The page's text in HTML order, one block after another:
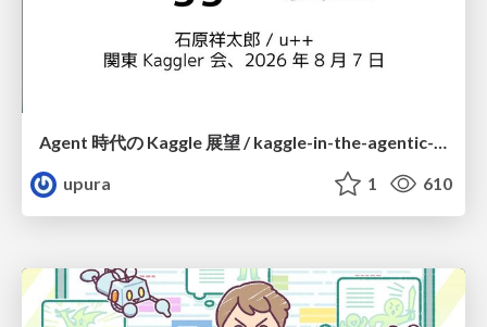
Agent 時代の Kaggle 展望 / kaggle-in-the-agentic-era
upura
1 610